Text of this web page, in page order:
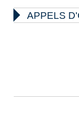
 APPELS